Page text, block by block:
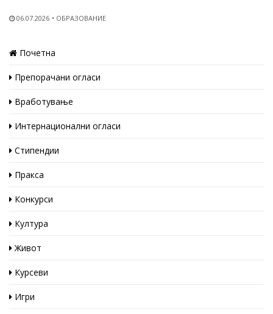
06.07.2026 ОБРАЗОВАНИЕ
Почетна
Препорачани огласи
Вработување
Интернационални огласи
Стипендии
Пракса
Конкурси
Култура
Живот
Курсеви
Игри